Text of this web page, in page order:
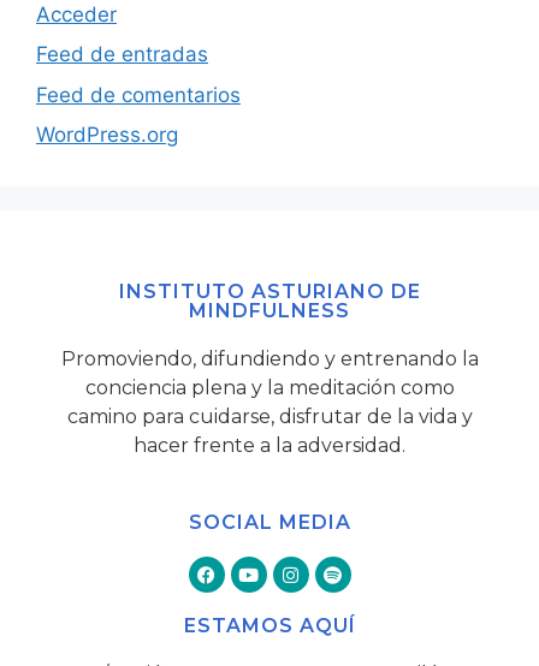
Acceder
Feed de entradas
Feed de comentarios
WordPress.org
INSTITUTO ASTURIANO DE
MINDFULNESS
Promoviendo, difundiendo y entrenando la
conciencia plena y la meditación como
camino para cuidarse, disfrutar de la vida y
hacer frente a la adversidad.
SOCIAL MEDIA
ESTAMOS AQUÍ